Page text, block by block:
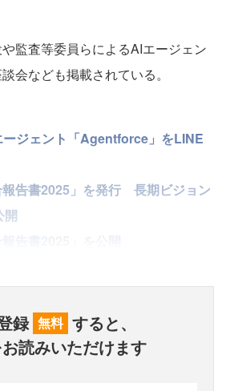
監査等委員らによるAIエージェン
会なども掲載されている。
ジェント「Agentforce」をLINE
告書2025」を発行 長期ビジョン
開
録 無料 すると、
読みいただけます